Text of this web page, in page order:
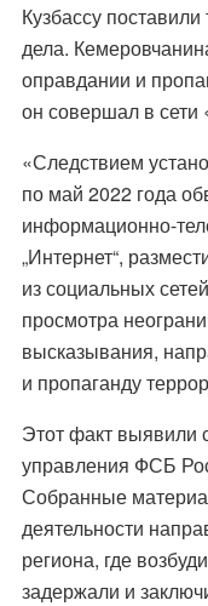
Кузбассу
дела.
оправдании и
он совершал в сети
«Следствием
по май 2022 года
информационно-
„Интернет“,
из социальных
просмотра
высказывания,
и пропаганду
Этот факт выявили
управления ФСБ
Собранные
деятельности
региона, где
задержали и